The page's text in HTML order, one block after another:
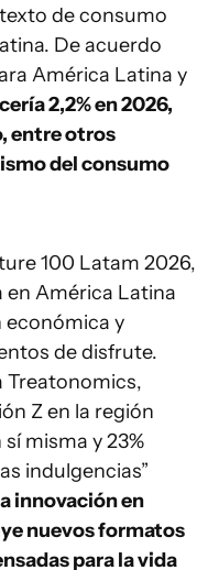
de consumo
De acuerdo
América Latina y
2,2% en 2026,
entre otros
del consumo
100 Latam 2026,
América Latina
económica y
de disfrute.
Treatonomics,
Z en la región
misma y 23%
indulgencias”
innovación en
nuevos formatos
para la vida